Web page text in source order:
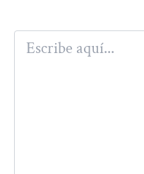
aquí...